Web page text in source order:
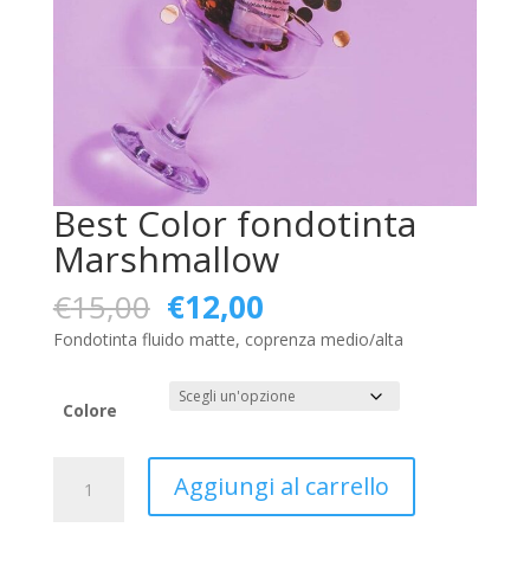
Best Color fondotinta
Marshmallow
€15,00 Il
prezzo
originale
era:
€15,00.
€12,00Il
prezzo
attuale
è:
€12,00.
Fondotinta fluido matte, coprenza medio/alta
Colore
Color
Aggiungi al carrello